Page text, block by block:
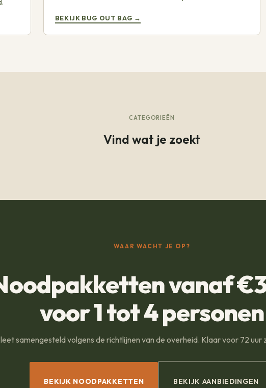
BEKIJK BUG OUT BAG →
CATEGORIEËN
Vind wat je zoekt
WAAR WACHT JE OP?
vanaf
voor 1 tot 4 personen
samengesteld volgens de richtlijnen van de overheid. Klaar voor 72 uur
BEKIJK NOODPAKKETTEN BEKIJK AANBIEDINGEN